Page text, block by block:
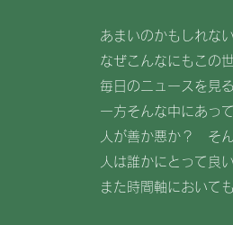
あまいのかもしれな
なぜこんなにもこの
毎日のニュースを見
一方そんな中にあっ
人が善か悪か？ そ
人は誰かにとって良
また時間軸において